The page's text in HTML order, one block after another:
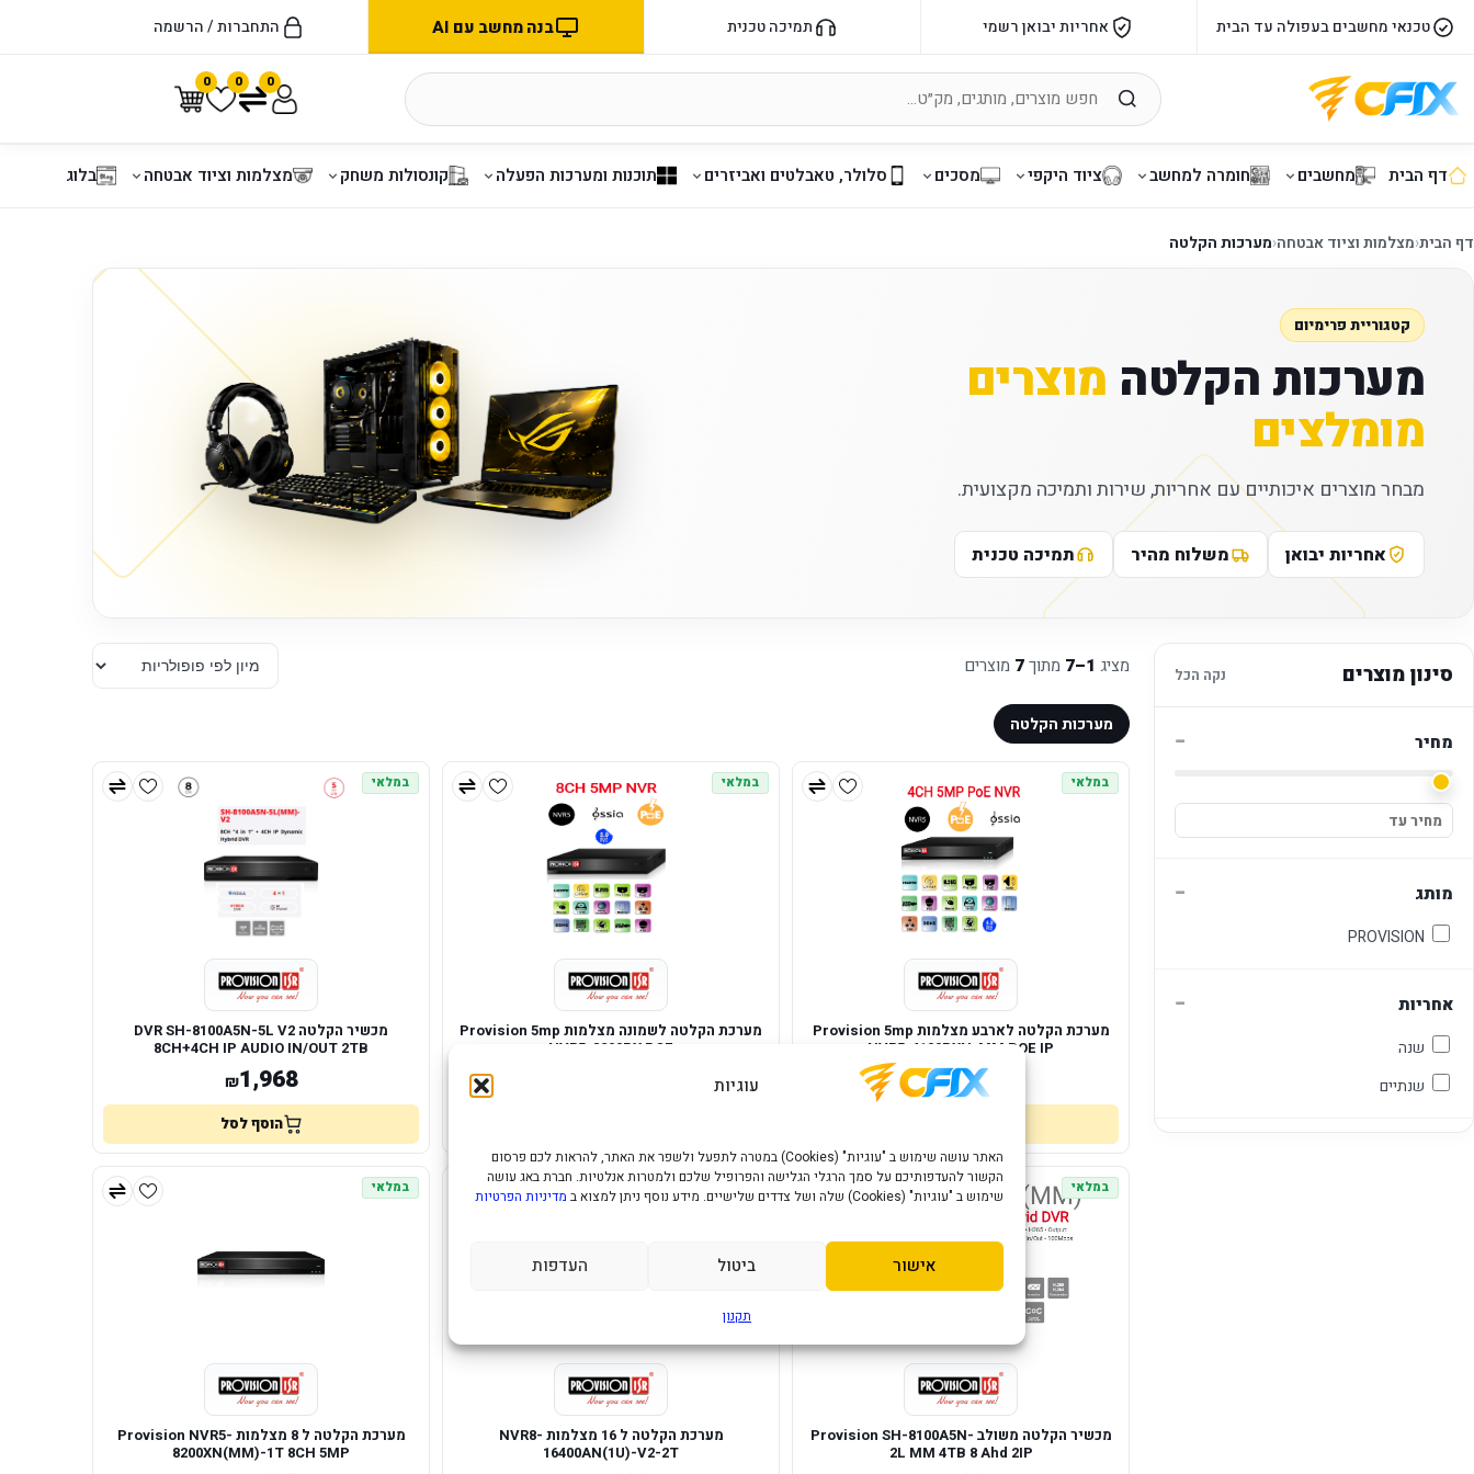
עוגיות
האתר עושה שימוש ב "עוגיות" (Cookies) במטרה לתפעל ולשפר את האתר, להראות לכם פרסום
הקשור להעדפותיכם על סמך הרגלי הגלישה והפרופיל שלכם ולמטרות אנלטיות. חברת באג עושה
שימוש ב "עוגיות" (Cookies) שלה ושל צדדים שלישיים. מידע נוסף ניתן למצוא ב
מדיניות הפרטיות
אישור ביטול העדפות
תקנון
טכנאי מחשבים בעפולה עד הבית אחריות יבואן רשמי תמיכה טכנית בנה מחשב עם AI התחברות / הרשמה
0 0 0
דף הבית מחשבים חומרה למחשב ציוד היקפי מסכים סלולר, טאבלטים ואביזרים תוכנות ומערכות הפעלה קונסולות משחק מצלמות וציוד אבטחה בלוג
דף הבית‹מצלמות וציוד אבטחה‹מערכות הקלטה
קטגוריית פרימיום
מערכות הקלטה מוצרים
מומלצים
מבחר מוצרים איכותיים עם אחריות, שירות ותמיכה מקצועית.
אחריות יבואן משלוח מהיר תמיכה טכנית
סינון מוצרים נקה הכל
מחיר −
מותג −
אחריות −
שנה
שנתיים
מציג 1–7 מתוך7 מוצרים
מערכות הקלטה
במלאי
מערכת הקלטה לארבע מצלמות Provision 5mp
NVR5-4100PXN-MM POE IP
₪1,785
במלאי
מערכת הקלטה לשמונה מצלמות Provision 5mp
NVR5-8200PX POE
במלאי
מכשיר הקלטה DVR SH-8100A5N-5L V2
8CH+4CH IP AUDIO IN/OUT 2TB
₪1,968
הוסף לסל
במלאי
מכשיר הקלטה משולב Provision SH-8100A5N-
2L MM 4TB 8 Ahd 2IP
במלאי
מערכת הקלטה ל 16 מצלמות NVR8-
16400AN(1U)-V2-2T
במלאי
מערכת הקלטה ל 8 מצלמות Provision NVR5-
8200XN(MM)-1T 8CH 5MP